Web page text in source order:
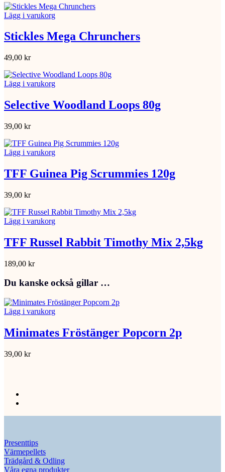
Lägg i varukorg
Stickles Mega Chrunchers
49,00 kr
Lägg i varukorg
Selective Woodland Loops 80g
39,00 kr
Lägg i varukorg
TFF Guinea Pig Scrummies 120g
39,00 kr
Lägg i varukorg
TFF Russel Rabbit Timothy Mix 2,5kg
189,00 kr
Du kanske också gillar …
Lägg i varukorg
Minimates Fröstänger Popcorn 2p
39,00 kr
Presenttips
Värmepellets
Trädgård & Odling
Våra egna produkter